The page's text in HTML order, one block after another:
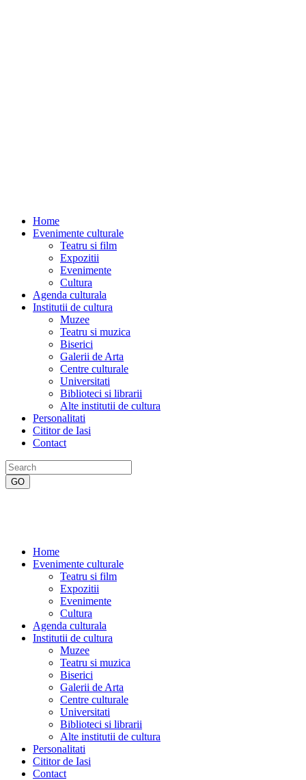
Home
Evenimente culturale
Teatru si film
Expozitii
Evenimente
Cultura
Agenda culturala
Institutii de cultura
Muzee
Teatru si muzica
Biserici
Galerii de Arta
Centre culturale
Universitati
Biblioteci si librarii
Alte institutii de cultura
Personalitati
Cititor de Iasi
Contact
Home
Evenimente culturale
Teatru si film
Expozitii
Evenimente
Cultura
Agenda culturala
Institutii de cultura
Muzee
Teatru si muzica
Biserici
Galerii de Arta
Centre culturale
Universitati
Biblioteci si librarii
Alte institutii de cultura
Personalitati
Cititor de Iasi
Contact